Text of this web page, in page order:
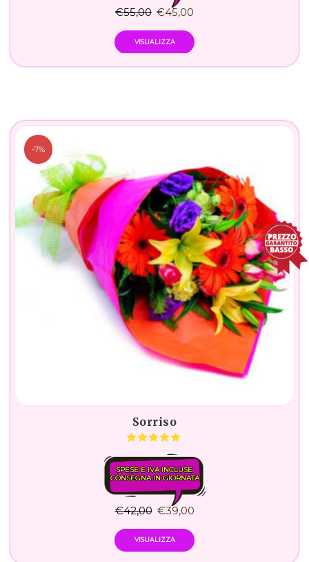
€55,00 €45,00
VISUALIZZA
-7%
Sorriso
SPESE E IVA INCLUSE.
CONSEGNA IN GIORNATA
€42,00 €39,00
VISUALIZZA